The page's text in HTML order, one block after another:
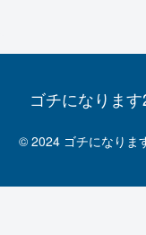
ゴチになりま
© 2024 ゴチになりま